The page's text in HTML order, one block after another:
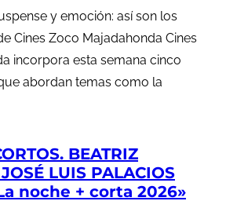
y emoción: así son los
Cines Zoco Majadahonda Cines
incorpora esta semana cinco
abordan temas como la
BEATRIZ
LUIS PALACIOS
noche + corta 2026»